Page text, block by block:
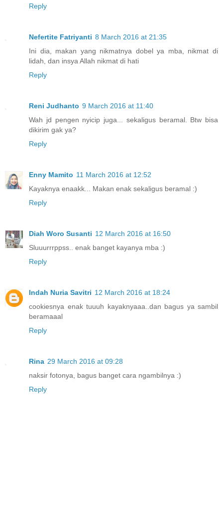
Reply
Nefertite Fatriyanti 8 March 2016 at 21:35
Ini dia, makan yang nikmatnya dobel ya mba, nikmat di
lidah, dan insya Allah nikmat di hati
Reply
Reni Judhanto 9 March 2016 at 11:40
Wah jd pengen nyicip juga... sekaligus beramal. Btw bisa
dikirim gak ya?
Reply
Enny Mamito 11 March 2016 at 12:52
Kayaknya enaakk... Makan enak sekaligus beramal :)
Reply
Diah Woro Susanti 12 March 2016 at 16:50
Sluuurrrppss.. enak banget kayanya mba :)
Reply
Indah Nuria Savitri 12 March 2016 at 18:24
cookiesnya enak tuuuh kayaknyaaa..dan bagus ya sambil
beramaaal
Reply
Rina 29 March 2016 at 09:28
naksir fotonya, bagus banget cara ngambilnya :)
Reply